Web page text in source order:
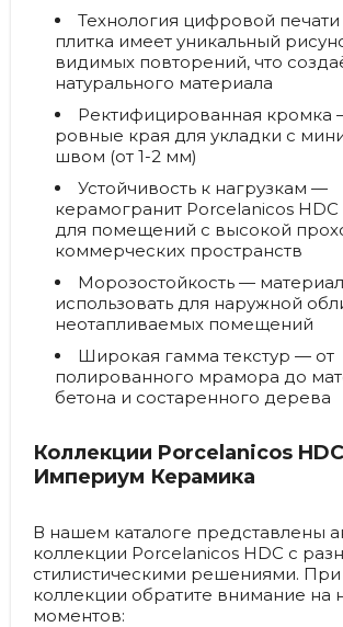
Технология цифровой печати
плитка имеет уникальный
видимых повторений, что
натурального материала
Ректифицированная кромка
ровные края для укладки с
швом (от 1-2 мм)
Устойчивость к нагрузкам —
керамогранит Porcelanicos
для помещений с высокой
коммерческих пространств
Морозостойкость —
использовать для наружной
неотапливаемых помещений
Широкая гамма текстур — от
полированного мрамора до
бетона и состаренного дерева
Коллекции Porcelanicos
Империум Керамика
В нашем каталоге представлены
коллекции Porcelanicos HDC с
стилистическими решениями.
коллекции обратите внимание на
моментов: